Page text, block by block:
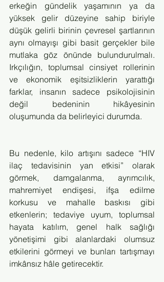
erkeğin gündelik yaşamının ya da
yüksek gelir düzeyine sahip biriyle
düşük gelirli birinin çevresel şartlarının
aynı olmayışı gibi basit gerçekler bile
mutlaka göz önünde bulundurulmalı.
Irkçılığın, toplumsal cinsiyet rollerinin
ve ekonomik eşitsizliklerin yarattığı
farklar, insanın sadece psikolojisinin
değil bedeninin hikâyesinin
oluşumunda da belirleyici durumda.
Bu nedenle, kilo artışını sadece “HIV
ilaç tedavisinin yan etkisi” olarak
görmek, damgalanma, ayrımcılık,
mahremiyet endişesi, ifşa edilme
korkusu ve mahalle baskısı gibi
etkenlerin; tedaviye uyum, toplumsal
hayata katılım, genel halk sağlığı
yönetişimi gibi alanlardaki olumsuz
etkilerini görmeyi ve bunları tartışmayı
imkânsız hâle getirecektir.